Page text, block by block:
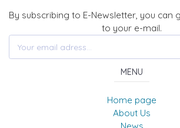
By subscribing to E-Newsletter, you can
to your e-mail.
MENU
Home page
About Us